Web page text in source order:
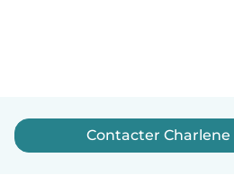
Contacter Charlene